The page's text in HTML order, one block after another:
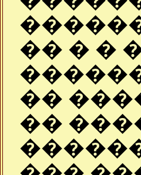
�� � �
��
��